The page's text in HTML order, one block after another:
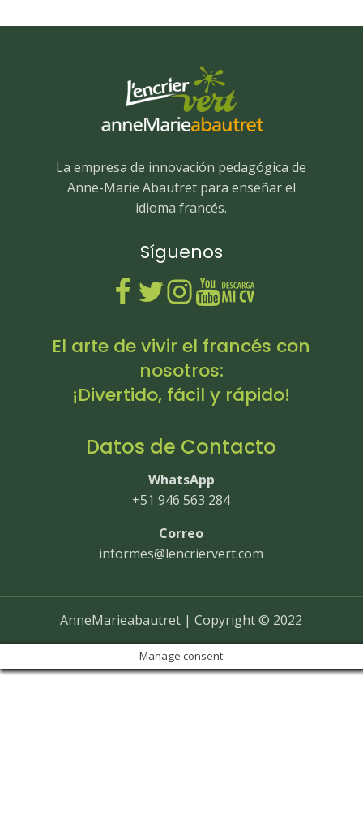
La empresa de innovación pedagógica de
Anne-Marie Abautret para enseñar el
idioma francés.
Síguenos
El arte de vivir el francés con
nosotros:
¡Divertido, fácil y rápido!
Datos de Contacto
WhatsApp
+51 946 563 284
Correo
informes@lencriervert.com
AnneMarieabautret | Copyright © 2022
Manage consent